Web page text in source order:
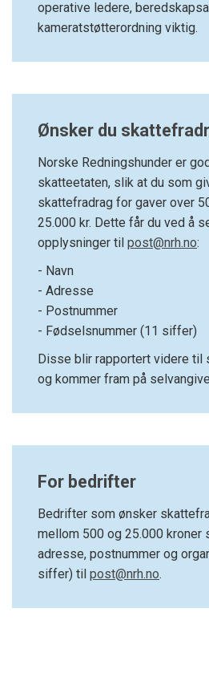
operative ledere,
kameratstøtterordning viktig.
Ønsker du
Norske Redningshunder er
skatteetaten, slik at du som
skattefradrag for gaver over
25.000 kr. Dette får du ved å
opplysninger til post@nrh.no:
- Navn
- Adresse
- Postnummer
- Fødselsnummer (11 siffer)
Disse blir rapportert videre til
og kommer fram på
For bedrifter
Bedrifter som ønsker
mellom 500 og 25.000 kroner
adresse, postnummer og
siffer) til post@nrh.no.